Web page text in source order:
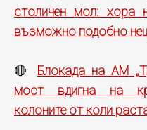
столичен мол: хора
възможно подобно
🔴 Блокада на АМ
мост вдигна на
колоните от коли